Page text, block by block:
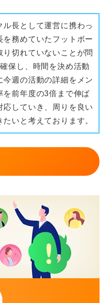
長として運営に携わっ
務めていたフットボー
切れていないことが問
保し、時間を決め活動
週の活動の詳細をメン
を前年度の3倍まで伸ば
していき、周りを良い
いと考えております。